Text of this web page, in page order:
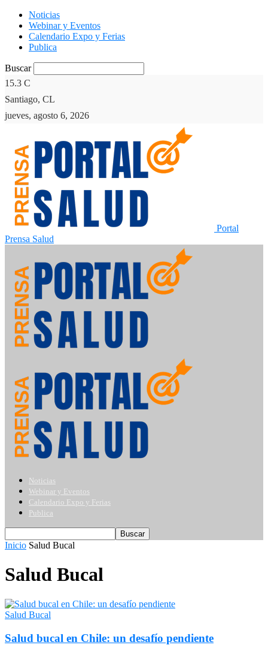
Noticias
Webinar y Eventos
Calendario Expo y Ferias
Publica
Buscar
15.3 C
Santiago, CL
jueves, agosto 6, 2026
Portal
Prensa Salud
Noticias
Webinar y Eventos
Calendario Expo y Ferias
Publica
Inicio Salud Bucal
Salud Bucal
Salud Bucal
Salud bucal en Chile: un desafío pendiente